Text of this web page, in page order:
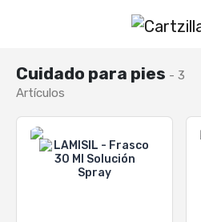
Seguir mi pedido
Cuidado para pies - 3
Artículos